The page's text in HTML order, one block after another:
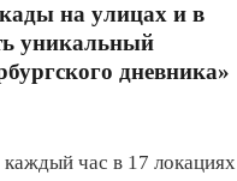
на улицах и в
уникальный
дневника»
час в 17 локациях